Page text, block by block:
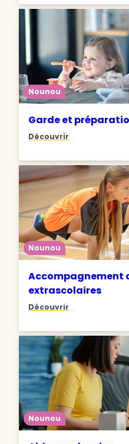
Nounou
Garde et
Découvrir
Nounou
Accompagnement
extrascolaires
Découvrir
Nounou